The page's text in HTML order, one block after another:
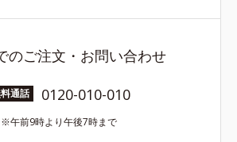
のご注文・お問い合わせ
通話 0120-010-010
午前9時より午後7時まで